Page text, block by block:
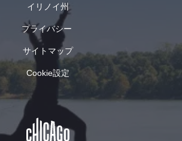
イリノイ州
プライバシー
サイトマップ
Cookie設定